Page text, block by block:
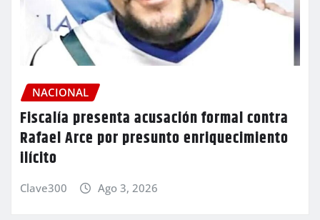
NACIONAL
Fiscalía presenta acusación formal contra
Rafael Arce por presunto enriquecimiento
ilícito
Clave300 Ago 3, 2026